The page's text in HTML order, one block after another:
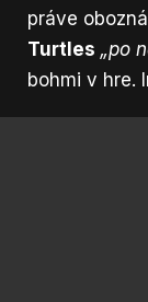
práve
Turtles „po
bohmi v hre.